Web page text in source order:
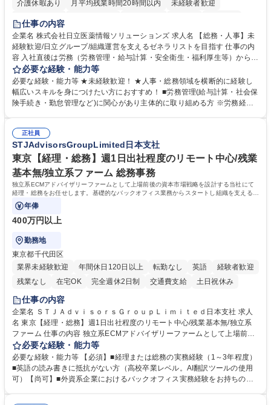
介護休暇あり 月平均残業時間20時間以内
未経験者歓迎
住宅手当あり
育休あり
完全週休2日制 交通費支給 土日祝休み 寮・社宅あり
仕事の内容
企業名 株式会社日立医薬情報ソリューションズ 求人名 【総務・人事】未
経験歓迎/日立グループ/組織運営を支えるゼネラリストを目指す 仕事の内
容 入社直後は労務（労務管理・給与計算・安全衛生・福利厚生等）からお
任せいたします。将来は総務・採用・教育業務へ守備範囲を広げ、組織運
営を支えるゼネラリストをめざせます。 ・初期業務：労働時間管理、給与
計算、社会保険対応、福利厚生管理、安全衛生、健康経営推進等をお任せ
します。ご経験に応じて、休職者管理など、幅広く経験を積んでいただき
幅広く経験を積みたい意欲がある方に最適な環境です。 募集職種 【総
務・人事】未経験歓迎/日立グループ/組織運営を支えるゼネラリストを目
指す
必要な経験・能力等
必要な経験・能力等 ★未経験歓迎！ ★人事・総務領域を横断的に経験し
幅広いスキルを身につけたい方におすすめ！ ■労務管理(給与計算・社会保
険手続き・勤怠管理など)に関心があり主体的に取り組める方 ※労務経験
のご経験 ■労務管理（給与計算・社会保険手続き・勤怠管理など）の経験
■衛生管理者の資格をお持ちの方 学歴・資格 学歴：大学院 大学 高専 短大
専修学校 高校 語学力： 資格：
正社員
STJAdvisorsGroupLimited日本支社
東京【経理・総務】週1日出社程度のリモート中心/残業
基本無/独立系ファーム 総務事務
独立系ECMアドバイザリーファームとして上場前後の資本市場戦略を設計する当社にて
経理・総務をお任せします。基礎的なバックオフィス業務からスタートし組織を支える専
任担当として広く活躍できる環境です。
年俸
400万円以上
勤務地
東京都千代田区
業界未経験歓迎
年間休日120日以上 転勤なし 英語
経験者歓迎
残業なし
在宅OK 完全週休2日制 交通費支給 土日祝休み
仕事の内容
企業名 ＳＴＪＡｄｖｉｓｏｒｓＧｒｏｕｐＬｉｍｉｔｅｄ日本支社 求人
名 東京【経理・総務】週1日出社程度のリモート中心/残業基本無/独立系
ファーム 仕事の内容 独立系ECMアドバイザリーファームとして上場前後
の資本市場戦略を設計する当社にて経理・総務をお任せします。基礎的な
バックオフィス業務からスタートし組織を支える専任担当として広く活躍
できる環境です。 ■日常経理、月次および年次決算サポート業務 ■本国
（グローバル）との英文メール対応（AI翻訳ツール等を使用しての対応で
必要な経験・能力等
必要な経験・能力等 【必須】■経理または総務の実務経験（1～3年程度）
■英語の読み書きに抵抗がない方（高校卒業レベル。AI翻訳ツールの使用
可）【尚可】■外資系企業におけるバックオフィス実務経験をお持ちの方